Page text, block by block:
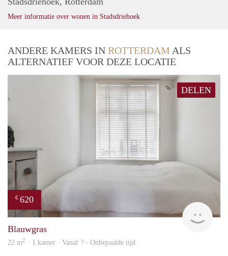
Meer informatie over wonen in Stadsdriehoek
ANDERE KAMERS IN ROTTERDAM ALS
ALTERNATIEF VOOR DEZE LOCATIE
DELEN
€ 620
Blauwgras
22 m2 · 1 kamer · Vanaf ? - Onbepaalde tijd